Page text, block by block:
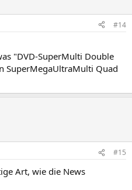
#14
"DVD-SuperMulti Double
SuperMegaUltraMulti Quad
#15
Art, wie die News